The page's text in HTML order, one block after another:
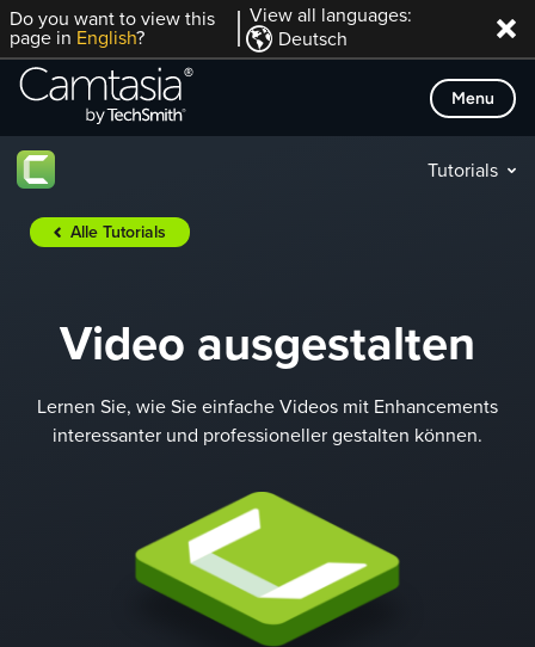
Direkt
zum
Inhalt
Do you want to view this
page in English?
View all languages:
Deutsch
Menu
Tutorials
Alle Tutorials
Video ausgestalten
Lernen Sie, wie Sie einfache Videos mit Enhancements
interessanter und professioneller gestalten können.